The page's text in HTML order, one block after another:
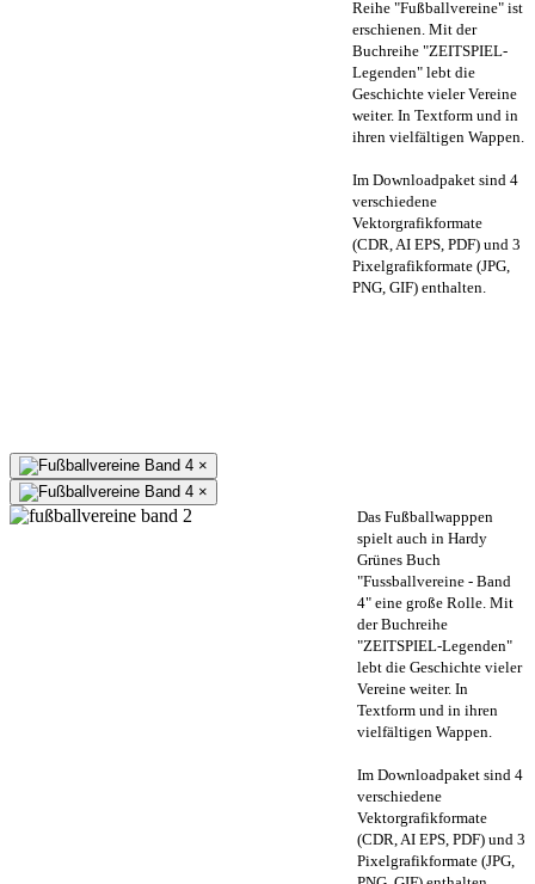
Reihe "Fußballvereine" ist
erschienen. Mit der
Buchreihe "ZEITSPIEL-
Legenden" lebt die
Geschichte vieler Vereine
weiter. In Textform und in
ihren vielfältigen Wappen.
Im Downloadpaket sind 4
verschiedene
Vektorgrafikformate
(CDR, AI EPS, PDF) und 3
Pixelgrafikformate (JPG,
PNG, GIF) enthalten.
×
×
Das Fußballwapppen
spielt auch in Hardy
Grünes Buch
"Fussballvereine - Band
4" eine große Rolle. Mit
der Buchreihe
"ZEITSPIEL-Legenden"
lebt die Geschichte vieler
Vereine weiter. In
Textform und in ihren
vielfältigen Wappen.
Im Downloadpaket sind 4
verschiedene
Vektorgrafikformate
(CDR, AI EPS, PDF) und 3
Pixelgrafikformate (JPG,